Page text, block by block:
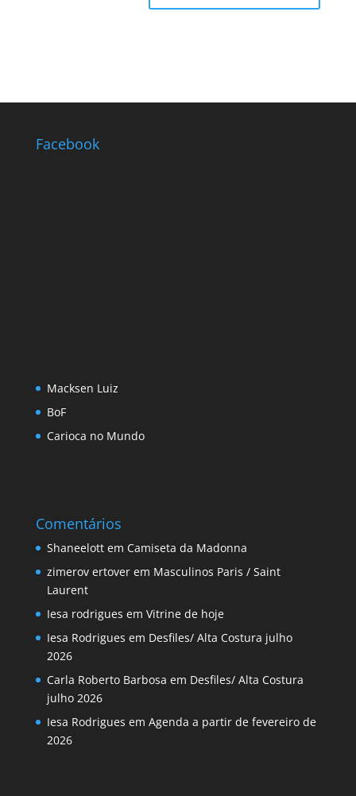
Facebook
Macksen Luiz
BoF
Carioca no Mundo
Comentários
Shaneelottem Camiseta da Madonna
zimerov ertoverem Masculinos Paris / Saint
Laurent
Iesa rodrigues em Vitrine de hoje
Iesa Rodrigues em Desfiles/ Alta Costura julho
2026
Carla Roberto Barbosa em Desfiles/ Alta Costura
julho 2026
Iesa Rodrigues em Agenda a partir de fevereiro de
2026